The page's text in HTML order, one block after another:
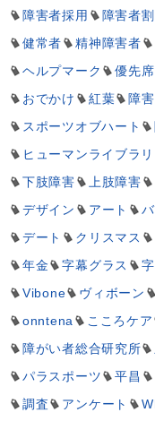
障害者採用
障害者割
健常者
精神障害者
ヘルプマーク
優先席
おでかけ
紅葉 障
スポーツオブハート
ヒューマンライブラ
下肢障害
上肢障害
デザイン
アート
デート
クリスマス
年金
字幕グラス
Vibone
ヴィボーン
onntena
こころケア
障がい者総合研究所
パラスポーツ
平昌
調査
アンケート